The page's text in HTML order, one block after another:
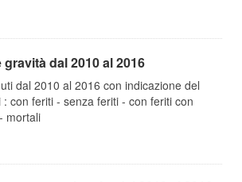
dal 2010 al 2016
dal 2010 al 2016 con indicazione del
con feriti - senza feriti - con feriti con
mortali